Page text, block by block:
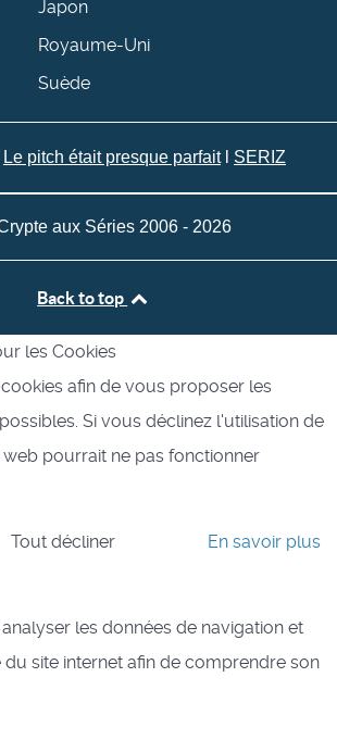
Japon
Royaume-Uni
Suède
Le pitch était presque parfaitl SERIZ
aux Séries 2006 - 2026
Back to top
les Cookies
afin de vous proposer les
Si vous déclinez l'utilisation de
pourrait ne pas fonctionner
Tout décliner En savoir plus
les données de navigation et
site internet afin de comprendre son